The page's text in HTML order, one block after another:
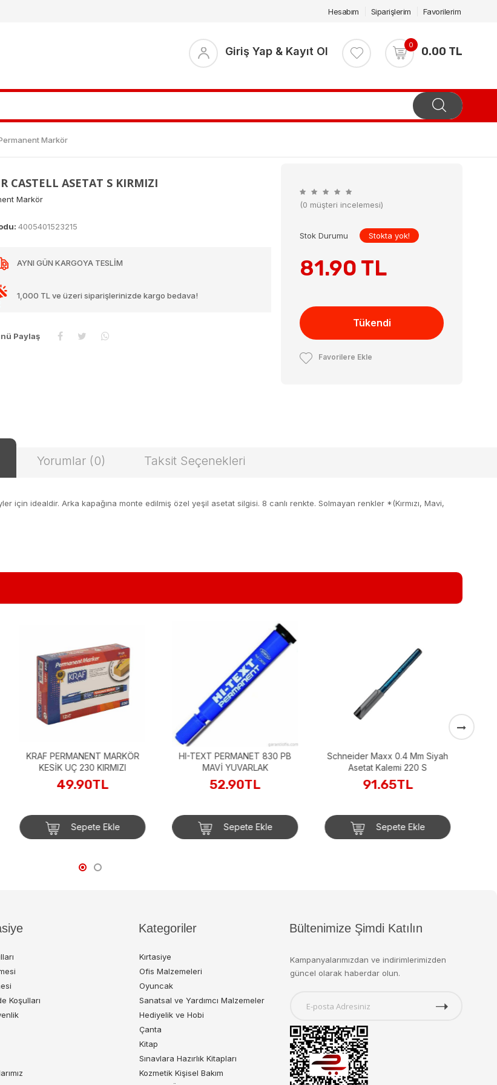
Hesabım Siparişlerim Favorilerim
Giriş Yap & Kayıt Ol 0 0.00 TL
Markör
CASTELL ASETAT S KIRMIZI
Markör
4005401523215
AYNI GÜN KARGOYA TESLİM
1,000 TL ve üzeri siparişlerinizde kargo bedava!
Paylaş
(0 müşteri incelemesi)
Stok Durumu Stokta yok!
81.90 TL
Tükendi
Favorilere Ekle
Yorumlar (0) Taksit Seçenekleri
için idealdir. Arka kapağına monte edilmiş özel yeşil asetat silgisi. 8 canlı renkte. Solmayan renkler *(Kırmızı, Mavi,
HI-TEXT PERMANET 830 PB
MAVİ YUVARLAK
52.90TL
Sepete Ekle
Schneider Maxx 0.4 Mm Siyah
Asetat Kalemi 220 S
91.65TL
Sepete Ekle
SİYAH
99.90TL
Koşulları
Kategoriler
Kırtasiye
Ofis Malzemeleri
Oyuncak
Sanatsal ve Yardımcı Malzemeler
Hediyelik ve Hobi
Çanta
Kitap
Sınavlara Hazırlık Kitapları
Kozmetik Kişisel Bakım
Bültenimize Şimdi Katılın
Kampanyalarımızdan ve indirimlerimizden
güncel olarak haberdar olun.